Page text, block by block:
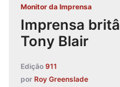
Monitor da Imprensa
Imprensa
Tony Blair
Edição 911
por Roy Greenslade